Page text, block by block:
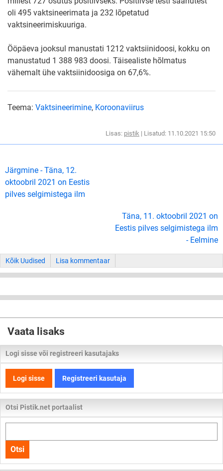
oli 495 vaktsineerimata ja 232 lõpetatud
vaktsineerimiskuuriga.
Ööpäeva jooksul manustati 1212 vaktsiinidoosi, kokku on
manustatud 1 388 983 doosi. Täisealiste hõlmatus
vähemalt ühe vaktsiinidoosiga on 67,6%.
Teema: Vaktsineerimine, Koroonaviirus
Lisas: pistik | Lisatud: 11.10.2021 15:50
Järgmine - Täna, 12.
oktoobril 2021 on Eestis
pilves selgimistega ilm
Täna, 11. oktoobril 2021 on
Eestis pilves selgimistega ilm
- Eelmine
Kõik Uudised Lisa kommentaar
Vaata lisaks
Logi sisse või registreeri kasutajaks
Logi sisse Registreeri kasutaja
Otsi Pistik.net portaalist
kogu
lehelt
Otsi